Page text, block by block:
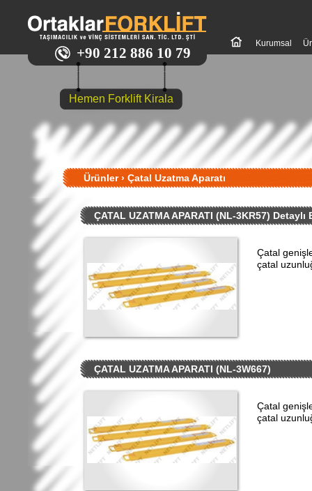
+90 212 886 10 79
Hemen Forklift Kirala
Kurumsal
Ürünler› Çatal Uzatma Aparatı
ÇATAL UZATMA APARATI (NL-3KR57) Detaylı
Çatal
çatal
ÇATAL UZATMA APARATI (NL-3W667)
Çatal
çatal